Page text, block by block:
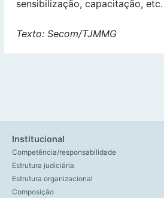
sensibilização, capacitação, etc.
Texto: Secom/TJMMG
Institucional
Competência/responsabilidade
Estrutura judiciária
Estrutura organizacional
Composição